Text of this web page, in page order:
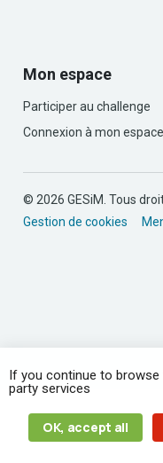
Mon espace
Participer au challenge
Connexion à mon espace
© 2026 GESiM. Tous
Gestion de cookies
If you continue to browse
party services
OK, accept all